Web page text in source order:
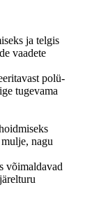
ja telgis
vaadete
polü-
tugevama
nagu
võimaldavad